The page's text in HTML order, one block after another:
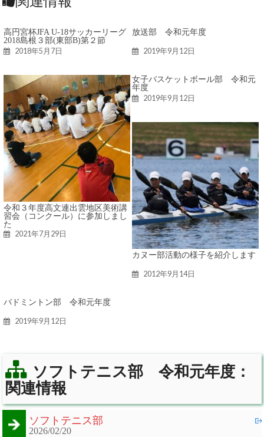
高円宮杯JFA U-18サッカーリーグ
2018島根３部(東部B)第２節
2018年5月7日
放送部 令和元年度
2019年9月12日
令和３年度高文連出雲地区美術講
習会（コンクール）に参加しまし
た
2021年7月29日
女子バスケットボール部 令和元
年度
2019年9月12日
カヌー部活動の様子を紹介します
2012年9月14日
バドミントン部 令和元年度
2019年9月12日
ソフトテニス部 令和元年度：
関連情報
ソフトテニス部
2026/02/20